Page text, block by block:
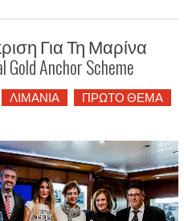
Για Τη Μαρίνα
Anchor Scheme
ΛΙΜΑΝΙΑ ΠΡΩΤΟ ΘΕΜΑ